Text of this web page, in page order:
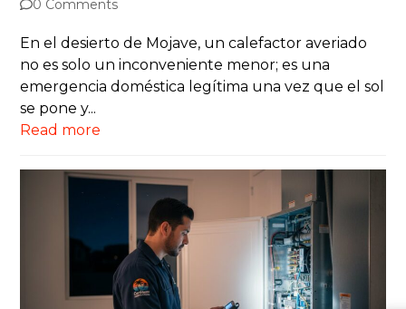
0 Comments
En el desierto de Mojave, un calefactor averiado
no es solo un inconveniente menor; es una
emergencia doméstica legítima una vez que el sol
se pone y...
Read more